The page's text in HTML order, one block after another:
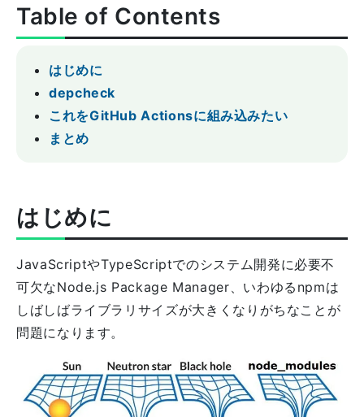
Table of Contents
はじめに
depcheck
これをGitHub Actionsに組み込みたい
まとめ
はじめに
JavaScriptやTypeScriptでのシステム開発に必要不
可欠なNode.js Package Manager、いわゆるnpmは
しばしばライブラリサイズが大きくなりがちなことが
問題になります。